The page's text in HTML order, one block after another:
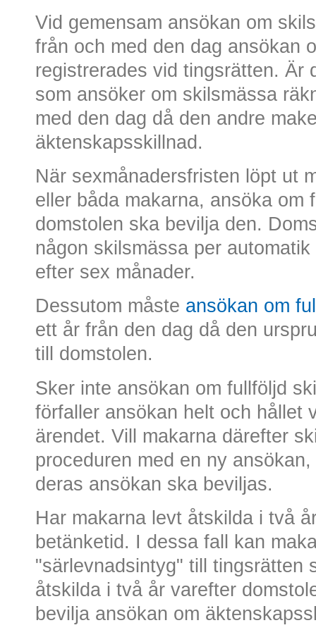
Vid gemensam ansökan om
från och med den dag ansökan
registrerades vid tingsrätten. Är
som ansöker om skilsmässa
med den dag då den andre
äktenskapsskillnad.
När sexmånadersfristen löpt ut
eller båda makarna, ansöka om
domstolen ska bevilja den.
någon skilsmässa per
efter sex månader.
Dessutom måste ansökan om
ett år från den dag då den
till domstolen.
Sker inte ansökan om fullföljd
förfaller ansökan helt och hållet
ärendet. Vill makarna därefter
proceduren med en ny
deras ansökan ska beviljas.
Har makarna levt åtskilda i två
betänketid. I dessa fall kan
"särlevnadsintyg" till tingsrätten
åtskilda i två år varefter
bevilja ansökan om